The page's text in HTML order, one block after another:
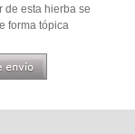
de esta hierba se
forma tópica